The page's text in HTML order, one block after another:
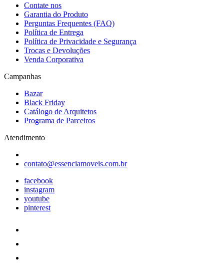
Contate nos
Garantia do Produto
Perguntas Frequentes (FAQ)
Política de Entrega
Política de Privacidade e Segurança
Trocas e Devoluções
Venda Corporativa
Campanhas
Bazar
Black Friday
Catálogo de Arquitetos
Programa de Parceiros
Atendimento
contato@essenciamoveis.com.br
facebook
instagram
youtube
pinterest